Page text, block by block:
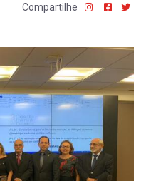
Compartilhe